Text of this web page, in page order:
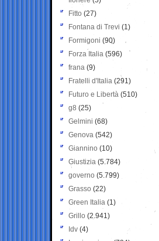
Fitto (27)
Fontana di Trevi (1)
Formigoni (90)
Forza Italia (596)
frana (9)
Fratelli d'Italia (291)
Futuro e Libertà (510)
g8 (25)
Gelmini (68)
Genova (542)
Giannino (10)
Giustizia (5.784)
governo (5.799)
Grasso (22)
Green Italia (1)
Grillo (2.941)
Idv (4)